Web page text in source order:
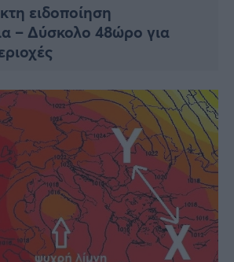
ειδοποίηση
– Δύσκολο 48ώρο για